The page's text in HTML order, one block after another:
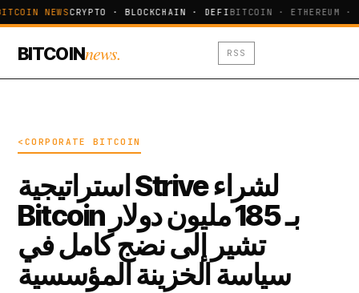
NEWSCRYPTO · BLOCKCHAIN · DEFIBITCOIN · ETHEREUM ·
BITCOINnews. RSS
<CORPORATE BITCOIN
استراتيجية Strive لشراء
Bitcoin بـ 185 مليون دولار
تشير إلى نضج كامل في
سياسة الخزينة المؤسسية